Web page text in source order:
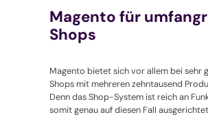
Magento für
Shops
Magento bietet sich vor allem bei sehr
Shops mit mehreren zehntausend
Denn das Shop-System ist reich an
somit genau auf diesen Fall